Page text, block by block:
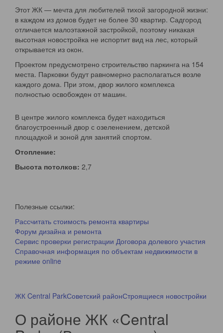
Этот ЖК — мечта для любителей тихой загородной жизни:
в каждом из домов будет не более 30 квартир. Садгород
отличается малоэтажной застройкой, поэтому никакая
высотная новостройка не испортит вид на лес, который
открывается из окон.
Проектом предусмотрено строительство паркинга на 154
места. Парковки будут равномерно располагаться возле
каждого дома. При этом, двор жилого комплекса
полностью освобожден от машин.
В центре жилого комплекса будет находиться
благоустроенный двор с озеленением, детской
площадкой и зоной для занятий спортом.
Отопление:
Высота потолков: 2,7
Полезные ссылки:
Рассчитать стоимость ремонта квартиры
Форум дизайна и ремонта
Сервис проверки регистрации Договора долевого участия
Справочная информация по объектам недвижимости в
режиме online
ЖК Central ParkСоветский районСтроящиеся новостройки
О районе ЖК «Central